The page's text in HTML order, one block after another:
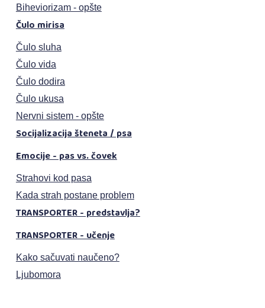
Biheviorizam - opšte
Čulo mirisa
Čulo sluha
Čulo vida
Čulo dodira
Čulo ukusa
Nervni sistem - opšte
Socijalizacija šteneta / psa
Emocije - pas vs. čovek
Strahovi kod pasa
Kada strah postane problem
TRANSPORTER - predstavlja?
TRANSPORTER - učenje
Kako sačuvati naučeno?
Ljubomora